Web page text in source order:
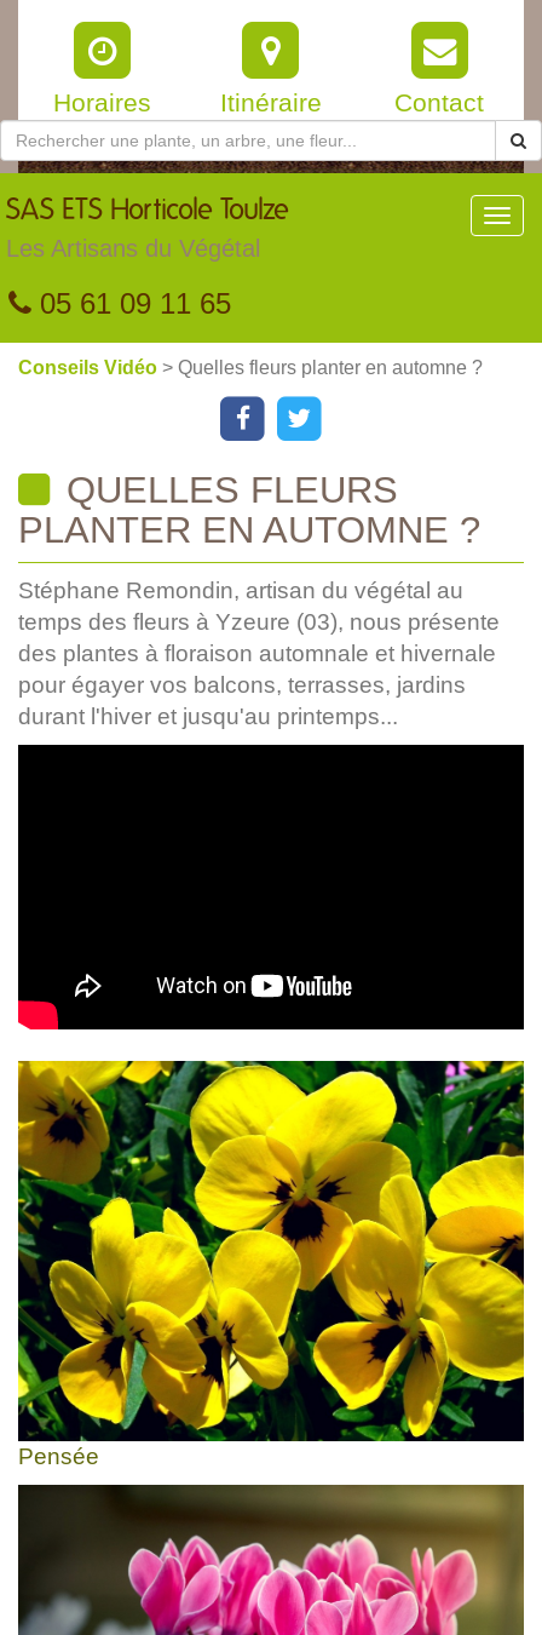
Horaires Itinéraire Contact
SAS ETS Horticole Toulze
Les Artisans du Végétal
05 61 09 11 65
Conseils Vidéo > Quelles fleurs planter en automne ?
QUELLES FLEURS
PLANTER EN AUTOMNE ?
Stéphane Remondin, artisan du végétal au
temps des fleurs à Yzeure (03), nous présente
des plantes à floraison automnale et hivernale
pour égayer vos balcons, terrasses, jardins
durant l'hiver et jusqu'au printemps...
Pensée